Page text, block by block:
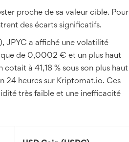
proche de sa valeur cible. Pour
des écarts significatifs.
JPYC a affiché une volatilité
de 0,0002 € et un plus haut
à 41,18 % sous son plus haut
24 heures sur Kriptomat.io. Ces
très faible et une inefficacité